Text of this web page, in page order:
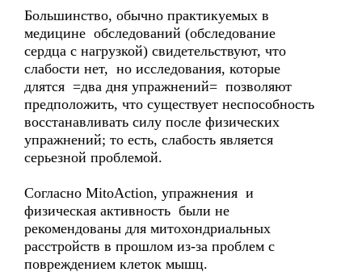
Большинство, обычно практикуемых в
медицине обследований (обследование
сердца с нагрузкой) свидетельствуют, что
слабости нет, но исследования, которые
длятся =два дня упражнений= позволяют
предположить, что существует неспособность
восстанавливать силу после физических
упражнений; то есть, слабость является
серьезной проблемой.
Согласно MitoAction, упражнения и
физическая активность были не
рекомендованы для митохондриальных
расстройств в прошлом из-за проблем с
повреждением клеток мышц.